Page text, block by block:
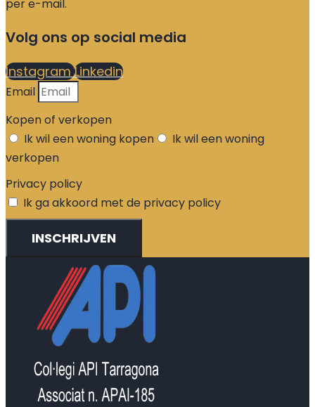
per e-mail.
Volg ons op social media
Instagram Linkedin
Email
Kopen of verkopen
Ik wil een woning kopen
Ik wil een woning
verkopen
Privacy policy
Ik ga akkoord met de privacy policy
INSCHRIJVEN